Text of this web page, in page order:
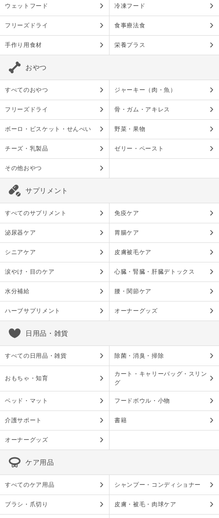
ウェットフード 冷凍フード
フリーズドライ 食事療法食
手作り用食材 栄養プラス
おやつ
すべてのおやつ ジャーキー（肉・魚）
フリーズドライ 骨・ガム・アキレス
ボーロ・ビスケット・せんべい 野菜・果物
チーズ・乳製品 ゼリー・ペースト
その他おやつ
サプリメント
すべてのサプリメント 免疫ケア
泌尿器ケア 胃腸ケア
シニアケア 皮膚被毛ケア
涙やけ・目のケア 心臓・腎臓・肝臓デトックス
水分補給 腰・関節ケア
ハーブサプリメント オーナーグッズ
日用品・雑貨
すべての日用品・雑貨 除菌・消臭・掃除
おもちゃ・知育
カート・キャリーバッグ・スリン
グ
ベッド・マット フードボウル・小物
介護サポート 書籍
オーナーグッズ
ケア用品
すべてのケア用品 シャンプー・コンディショナー
ブラシ・爪切り 皮膚・被毛・肉球ケア